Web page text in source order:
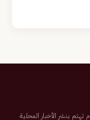
صحيفة إلكترونية سعودية تم تأسيسها عام 2007م تهتم بنشر الأخبار المحلية